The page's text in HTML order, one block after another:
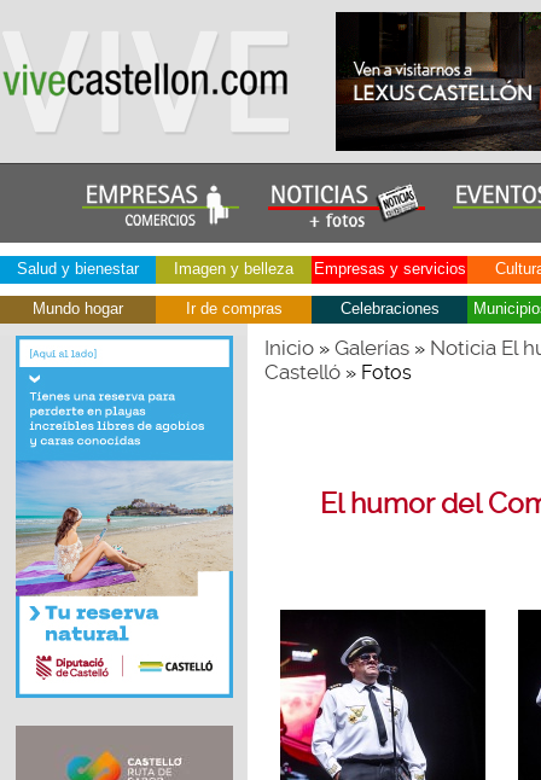
Salud y bienestar Imagen y belleza Empresas y servicios
Mundo hogar Ir de compras Celebraciones
Inicio» Galerías» Noticia El
Castelló» Fotos
El humor del